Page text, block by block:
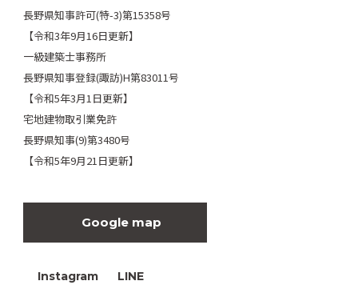
長野県知事許可(特-3)第15358号
【令和3年9月16日更新】
一級建築士事務所
長野県知事登録(諏訪)H第83011号
【令和5年3月1日更新】
宅地建物取引業免許
長野県知事(9)第3480号
【令和5年9月21日更新】
Google map
Instagram LINE